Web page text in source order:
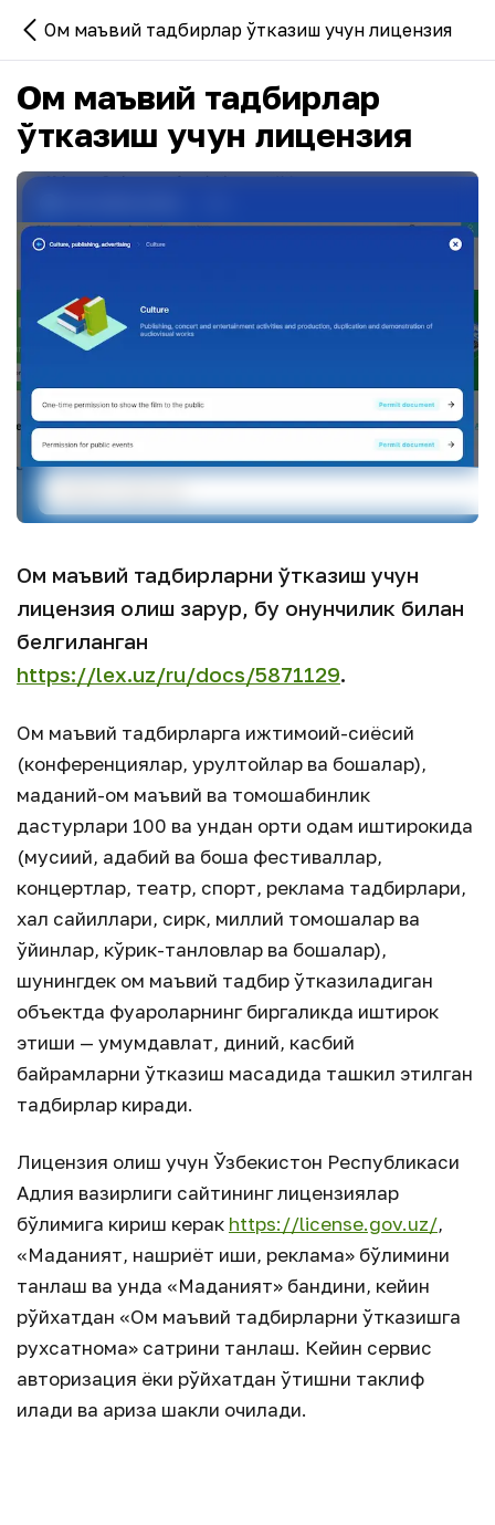
Ом маъвий тадбирлар ўтказиш учун лицензия
Ом маъвий тадбирлар
ўтказиш учун лицензия
Ом маъвий тадбирларни ўтказиш учун
лицензия олиш зарур, бу қонунчилик билан
белгиланган
https://lex.uz/ru/docs/5871129.
Ом маъвий тадбирларга ижтимоий-сиёсий
(конференциялар, қурултойлар ва бошқалар),
маданий-ом маъвий ва томошабинлик
дастурлари 100 ва ундан ортиқ одам иштирокида
(мусиқий, адабий ва бошқа фестиваллар,
концертлар, театр, спорт, реклама тадбирлари,
халқ сайиллари, сирк, миллий томошалар ва
ўйинлар, кўрик-танловлар ва бошқалар),
шунингдек ом маъвий тадбир ўтказиладиган
объектда фуқароларнинг биргаликда иштирок
этиши — умумдавлат, диний, касбий
байрамларни ўтказиш мақсадида ташкил этилган
тадбирлар киради.
Лицензия олиш учун Ўзбекистон Республикаси
Адлия вазирлиги сайтининг лицензиялар
бўлимига кириш керак https://license.gov.uz/,
«Маданият, нашриёт иши, реклама» бўлимини
танлаш ва унда «Маданият» бандини, кейин
рўйхатдан «Ом маъвий тадбирларни ўтказишга
рухсатнома» сатрини танлаш. Кейин сервис
авторизация ёки рўйхатдан ўтишни таклиф
қилади ва ариза шакли очилади.